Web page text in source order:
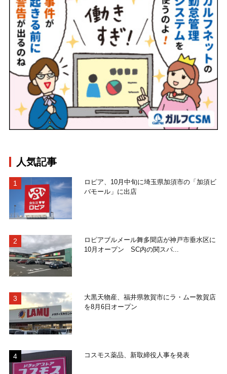
人気記事
ロピア、10月中旬に埼玉県加須市の「加須ビ
バモール」に出店
ロピアブルメール舞多聞店が神戸市垂水区に
10月オープン SC内の関スパ...
大黒天物産、福井県敦賀市にラ・ムー敦賀店
を8月6日オープン
コスモス薬品、新取締役人事を発表